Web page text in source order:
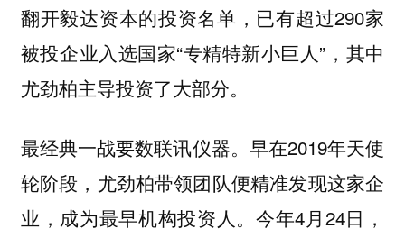
翻开毅达资本的投资名单，已有超过290家
被投企业入选国家“专精特新小巨人”，其中
尤劲柏主导投资了大部分。
最经典一战要数联讯仪器。早在2019年天使
轮阶段，尤劲柏带领团队便精准发现这家企
业，成为最早机构投资人。今年4月24日，